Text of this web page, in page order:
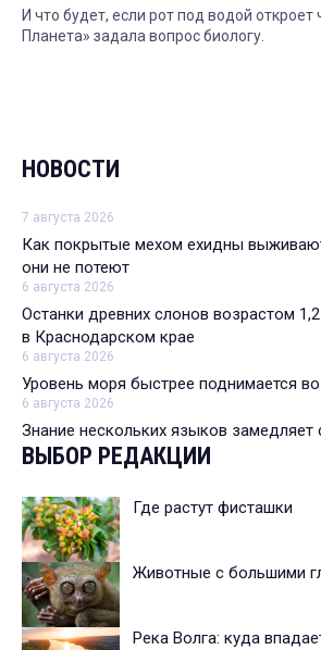
И что будет, если рот под водой
Планета» задала вопрос биологу.
НОВОСТИ
7 августа 2026
Как покрытые мехом ехидны
они не потеют
6 августа 2026
Останки древних слонов возрастом
в Краснодарском крае
6 августа 2026
Уровень моря быстрее поднимается
6 августа 2026
Знание нескольких языков замедляет
ВЫБОР РЕДАКЦИИ
Где растут фисташки
Животные с большими
Река Волга: куда